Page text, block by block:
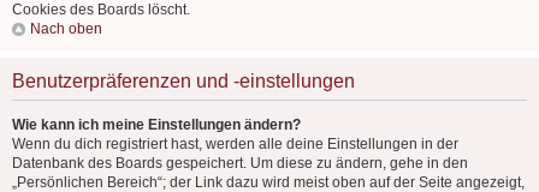
Cookies des Boards löscht.
Nach oben
Benutzerpräferenzen und -einstellungen
Wie kann ich meine Einstellungen ändern?
Wenn du dich registriert hast, werden alle deine Einstellungen in der
Datenbank des Boards gespeichert. Um diese zu ändern, gehe in den
„Persönlichen Bereich“; der Link dazu wird meist oben auf der Seite angezeigt,